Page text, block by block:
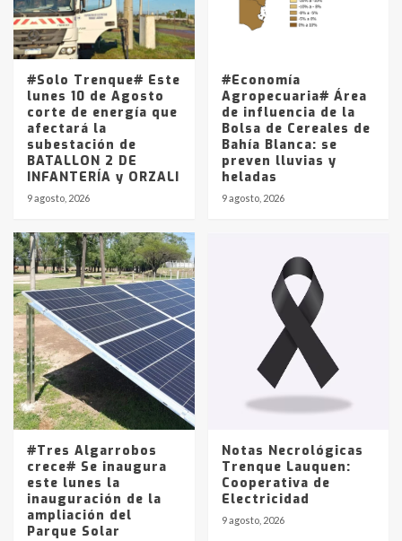
5
Los precios de los combustibles en
La Pampa, desde YPF hasta Axion
entre 857 a 1338 pesos
#Solo Trenque# Este
lunes 10 de Agosto
corte de energía que
afectará la
subestación de
BATALLON 2 DE
INFANTERÍA y ORZALI
9 agosto, 2026
#Economía
Agropecuaria# Área
de influencia de la
Bolsa de Cereales de
Bahía Blanca: se
preven lluvias y
heladas
9 agosto, 2026
#Tres Algarrobos
crece# Se inaugura
este lunes la
inauguración de la
ampliación del
Parque Solar
Notas Necrológicas
Trenque Lauquen:
Cooperativa de
Electricidad
9 agosto, 2026